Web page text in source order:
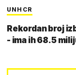
UNHCR
Rekordan broj
- ima ih 68.5